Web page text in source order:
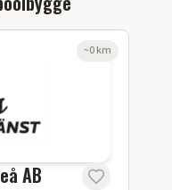
AB
~0km